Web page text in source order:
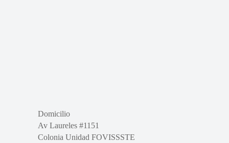
Domicilio
Av Laureles #1151
Colonia Unidad FOVISSSTE